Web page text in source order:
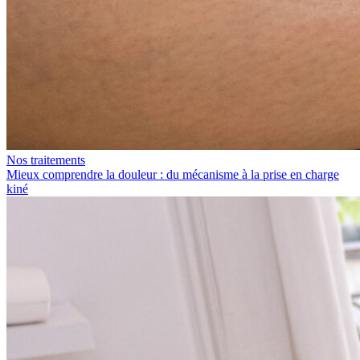
Nos traitements
Mieux comprendre la douleur : du mécanisme à la prise en charge
kiné